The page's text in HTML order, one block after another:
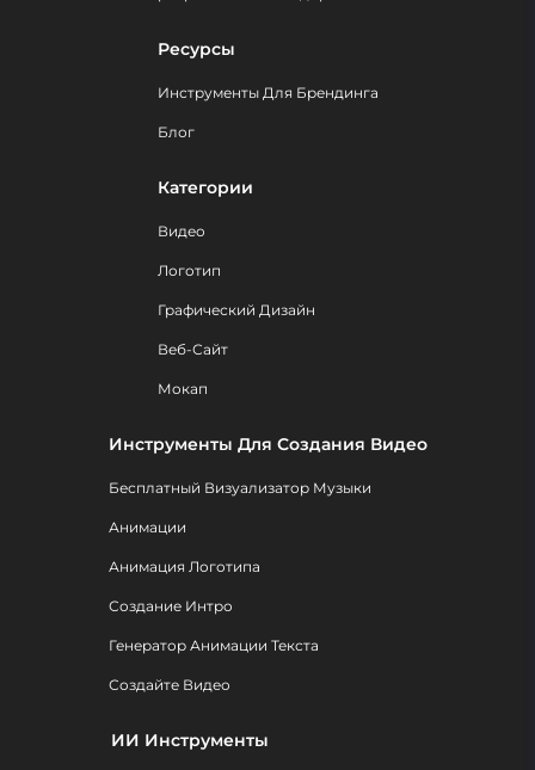
Ресурсы
Инструменты Для Брендинга
Блог
Категории
Видео
Логотип
Графический Дизайн
Веб-Сайт
Мокап
Инструменты Для Создания Видео
Бесплатный Визуализатор Музыки
Анимации
Анимация Логотипа
Создание Интро
Генератор Анимации Текста
Создайте Видео
ИИ Инструменты